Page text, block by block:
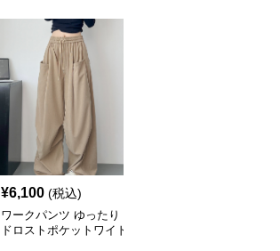
¥6,100 (税込)
ワークパンツ ゆったり
ドロストポケットワイド